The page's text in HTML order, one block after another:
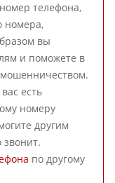
телефона,
номера,
вы
и поможете в
есть
номеру
другим
звонит.
по другому